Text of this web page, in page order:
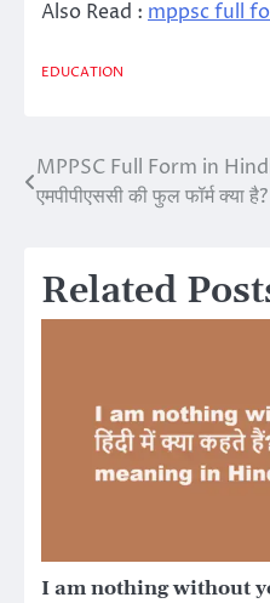
Also Read : mppsc full
EDUCATION
Post
navigation
MPPSC Full Form in
एमपीपीएससी की फुल फॉर्म क्या है?
Related
I am nothing without you